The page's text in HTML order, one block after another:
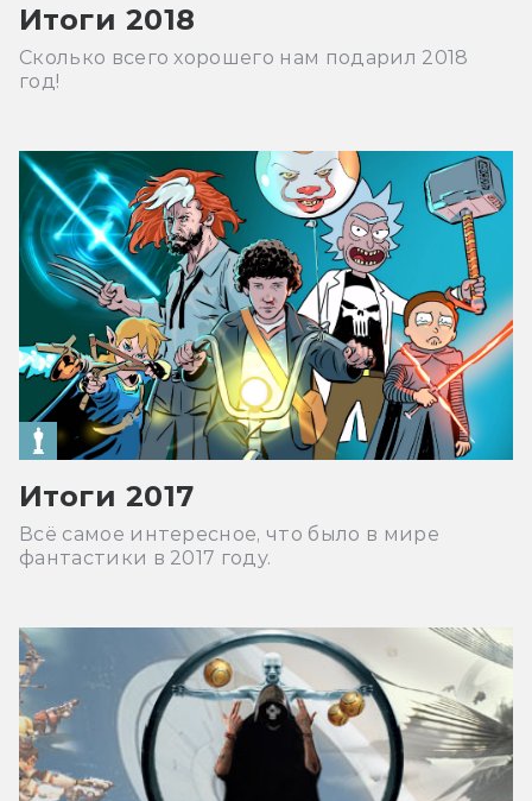
Итоги 2018
Сколько всего хорошего нам подарил 2018
год!
Итоги 2017
Всё самое интересное, что было в мире
фантастики в 2017 году.